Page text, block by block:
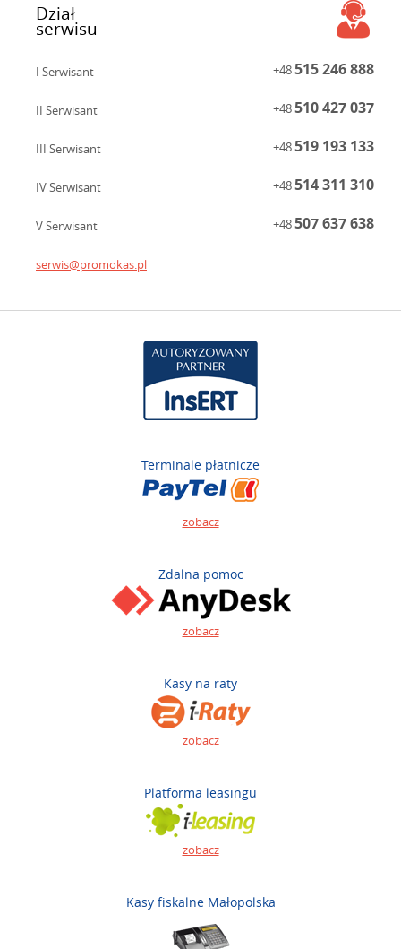
Dział
serwisu
I Serwisant +48515 246 888
II Serwisant +48510 427 037
III Serwisant +48519 193 133
IV Serwisant +48514 311 310
V Serwisant +48507 637 638
serwis@promokas.pl
Terminale płatnicze
zobacz
Zdalna pomoc
zobacz
Kasy na raty
zobacz
Platforma leasingu
zobacz
Kasy fiskalne Małopolska